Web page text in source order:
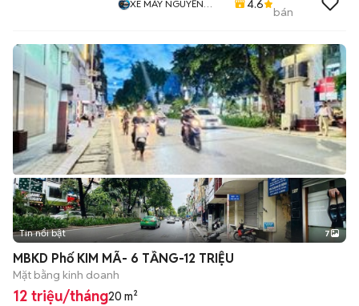
XE MÁY NGUYỄN
4.6
bán
+2
Tin nổi bật 7
MBKD Phố KIM MÃ- 6 TẦNG-12 TRIỆU
Mặt bằng kinh doanh
12 triệu/tháng20 m²